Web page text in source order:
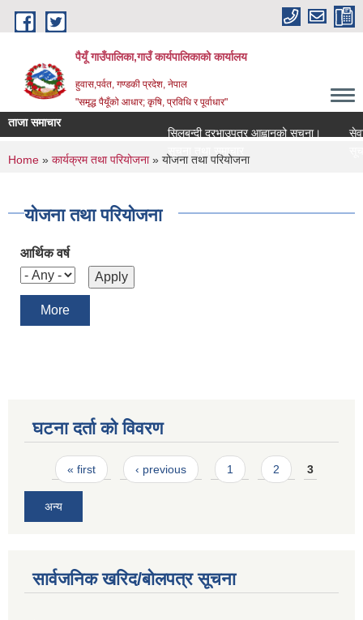
Skip to main content
पैयूँ गाउँपालिका,गाउँ कार्यपालिकाको कार्यालय
हुवास,पर्वत, गण्डकी प्रदेश, नेपाल
"समृद्ध पैयूँको आधार; कृषि, प्रविधि र पूर्वाधार"
ताजा समाचार
सिलबन्दी दरभाउपत्र आह्वानको सूचना।
सूचना तथा समाचार
सेवा
You are here
Home » कार्यक्रम तथा परियोजना» योजना तथा परियोजना
योजना तथा परियोजना
आर्थिक वर्ष
More
घटना दर्ता को विवरण
Pages
« first ‹ previous 1 2 3
अन्य
सार्वजनिक खरिद/बोलपत्र सूचना